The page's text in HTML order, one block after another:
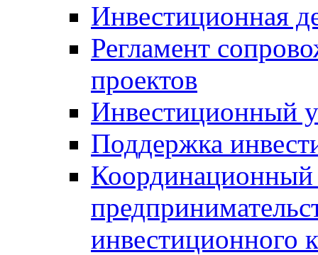
Инвестиционная
Регламент
проектов
Инвестиционный
Поддержка
Координационный
инвестиционного